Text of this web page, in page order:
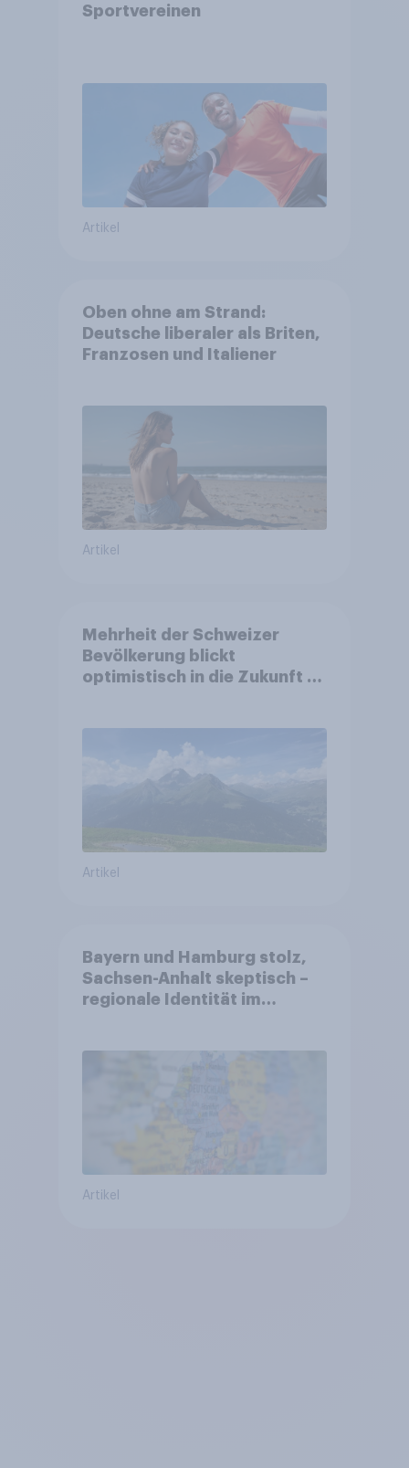
Sportvereinen
Artikel
Oben ohne am Strand:
Deutsche liberaler als Briten,
Franzosen und Italiener
Artikel
Mehrheit der Schweizer
Bevölkerung blickt
optimistisch in die Zukunft –
Altersvorsorge
Artikel
Bayern und Hamburg stolz,
Sachsen-Anhalt skeptisch –
regionale Identität im
Artikel